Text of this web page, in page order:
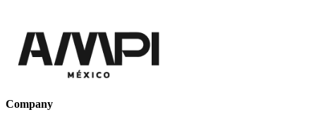
Company